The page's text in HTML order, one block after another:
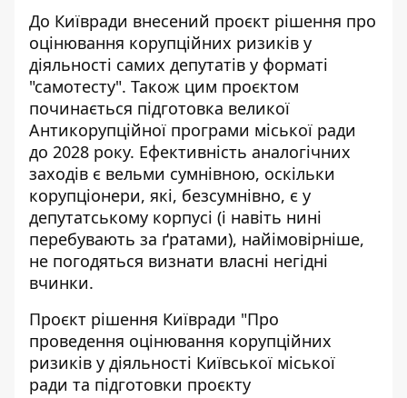
До Київради внесений проєкт рішення про
оцінювання корупційних ризиків у
діяльності самих депутатів у форматі
"самотесту". Також цим проєктом
починається підготовка великої
Антикорупційної програми міської ради
до 2028 року. Ефективність аналогічних
заходів є вельми сумнівною, оскільки
корупціонери, які, безсумнівно, є у
депутатському корпусі (і навіть нині
перебувають за ґратами), найімовірніше,
не погодяться визнати власні негідні
вчинки.
Проєкт рішення Київради "Про
проведення оцінювання корупційних
ризиків у діяльності Київської міської
ради та підготовки проєкту